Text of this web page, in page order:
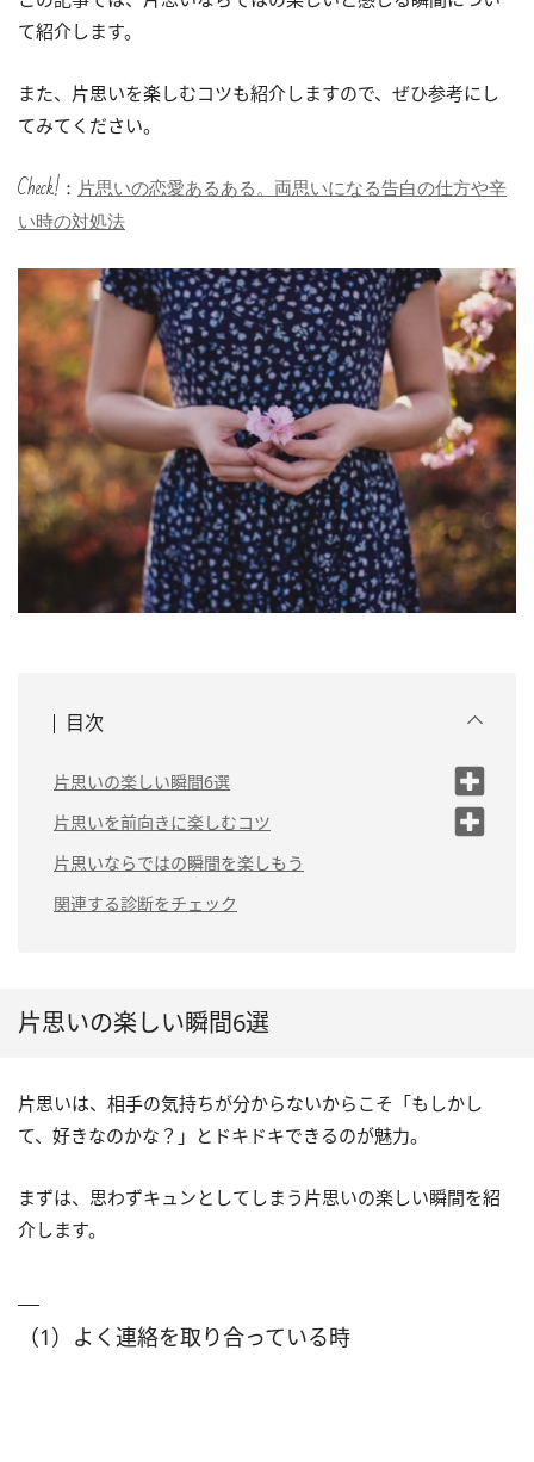
て紹介します。
また、片思いを楽しむコツも紹介しますので、ぜひ参考にし
てみてください。
Check!： 片思いの恋愛あるある。両思いになる告白の仕方や辛
い時の対処法
目次
片思いの楽しい瞬間6選
（1）よく連絡を取り合っている時
（2）洋服や髪型の変化に気づいてくれ
た時
（3）2人きりで会っている時
（6）小さな喜びを感じられる時
片思いを前向きに楽しむコツ
（1）恋心を日々の原動力にす
る
（2）親しい友達に励ましても
片思いならではの瞬間を楽しもう
関連する診断をチェック
片思いの楽しい瞬間6選
片思いは、相手の気持ちが分からないからこそ「もしかし
て、好きなのかな？」とドキドキできるのが魅力。
まずは、思わずキュンとしてしまう片思いの楽しい瞬間を紹
介します。
（1）よく連絡を取り合っている時